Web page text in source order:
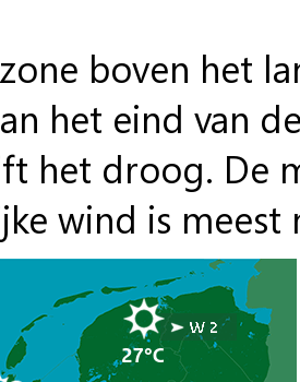
boven het
het eind van
het droog. De
wind is